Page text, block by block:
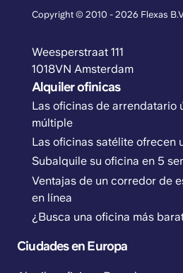
Copyright © 2010 - 2026 Flexas
Weesperstraat 111
1018VN Amsterdam
Alquiler ofinicas
Las oficinas de arrendatario
múltiple
Las oficinas satélite ofrecen
Subalquile su oficina en 5
Ventajas de un corredor de
en línea
¿Busca una oficina más
Ciudades en Europa